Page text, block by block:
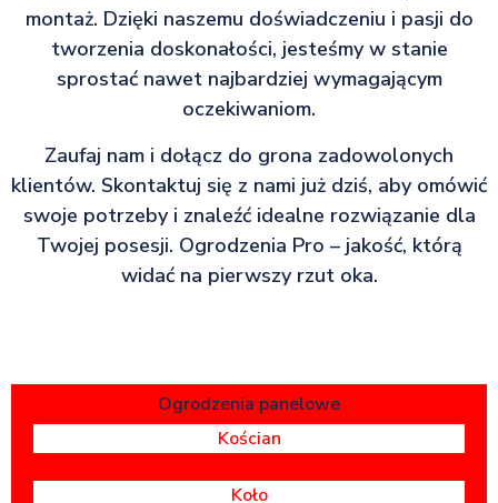
montaż. Dzięki naszemu doświadczeniu i pasji do
tworzenia doskonałości, jesteśmy w stanie
sprostać nawet najbardziej wymagającym
oczekiwaniom.
Zaufaj nam i dołącz do grona zadowolonych
klientów. Skontaktuj się z nami już dziś, aby omówić
swoje potrzeby i znaleźć idealne rozwiązanie dla
Twojej posesji. Ogrodzenia Pro – jakość, którą
widać na pierwszy rzut oka.
Ogrodzenia panelowe
Kościan
Koło